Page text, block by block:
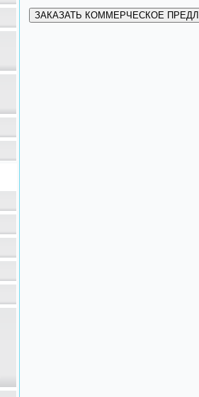
ЗАКАЗАТЬ КОММЕРЧЕСКОЕ